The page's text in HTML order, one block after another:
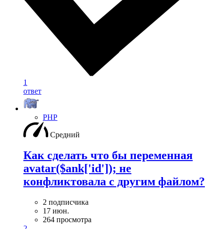
1
ответ
PHP
Средний
Как сделать что бы переменная
avatar($ank['id']); не
конфликтовала с другим файлом?
2 подписчика
17 июн.
264 просмотра